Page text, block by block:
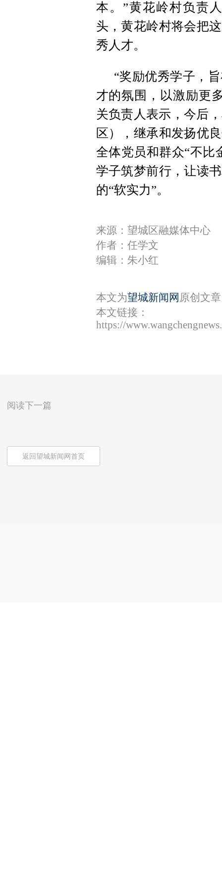
本。”黄花岭村负责
头，黄花岭村将会把
秀人才。
“奖励优秀学子，
才的氛围，以激励更
关负责人表示，今后
区），继承和发扬优
全体党员和群众“不比
学子筑梦前行，让读
的“软实力”。
来源：望城区融媒体中心
作者：任学文
编辑：朱小红
本文为望城新闻网 原创文
本文链接：
https://
阅读下一篇
返回望城新闻网首页